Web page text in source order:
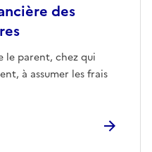
des
le parent, chez qui
à assumer les frais